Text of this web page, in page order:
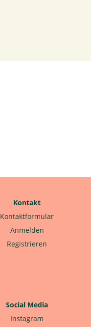
Kontakt
Kontaktformular
Anmelden
Registrieren
Social Media
Instagram